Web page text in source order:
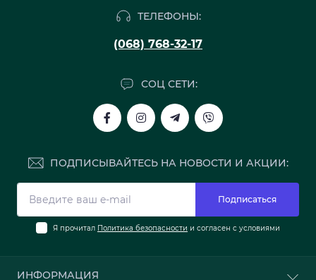
ТЕЛЕФОНЫ:
(068) 768-32-17
СОЦ СЕТИ:
ПОДПИСЫВАЙТЕСЬ НА НОВОСТИ И АКЦИИ:
Подписаться
Я прочитал Политика безопасности и согласен с условиями
ИНФОРМАЦИЯ